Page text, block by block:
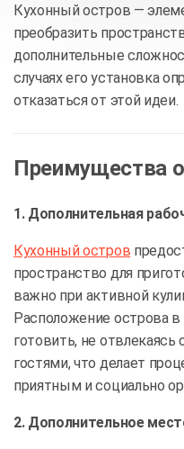
Кухонный остров —
преобразить
дополнительные
случаях его установка
отказаться от этой идеи.
Преимущества
1. Дополнительная
Кухонный остров
пространство для
важно при активной
Расположение острова в
готовить, не
гостями, что делает
приятным и социально
2. Дополнительное